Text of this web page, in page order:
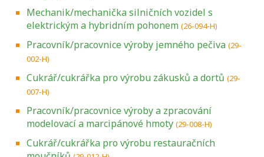
Mechanik/mechanička silničních vozidel s
elektrickým a hybridním pohonem (26-094-H)
Pracovník/pracovnice výroby jemného pečiva (29-
002-H)
Cukrář/cukrářka pro výrobu zákusků a dortů (29-
007-H)
Pracovník/pracovnice výroby a zpracování
modelovací a marcipánové hmoty (29-008-H)
Cukrář/cukrářka pro výrobu restauračních